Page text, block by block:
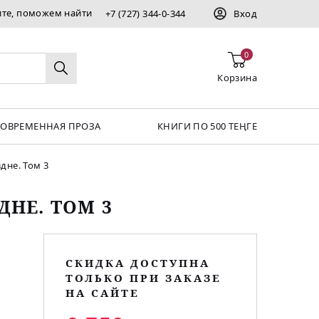
поможем найти +7 (727) 344-0-344 Вход
0
Корзина
ПРОЗА КНИГИ ПО 500 ТЕҢГЕ
Том 3
ТОМ 3
СКИДКА ДОСТУПНА
ТОЛЬКО ПРИ ЗАКАЗЕ
НА САЙТЕ